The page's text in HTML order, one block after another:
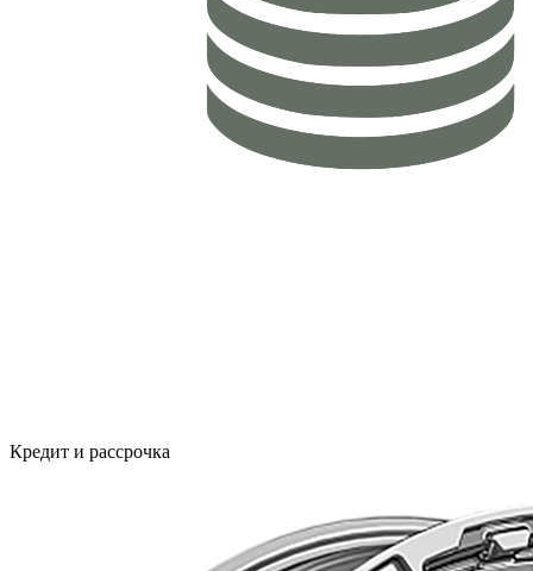
Кредит и рассрочка